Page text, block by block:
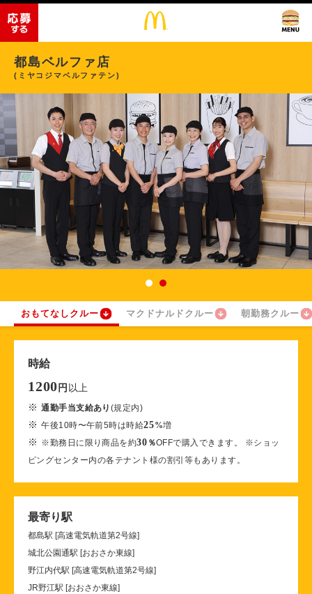
都島ベルファ店
(ミヤコジマベルファテン)
おもてなしクルー マクドナルドクルー 朝勤務クルー
時給
1200 円 以上
※通勤手当支給あり (規定内)
※午後10時〜午前5時は時給25%増
※ ※勤務日に限り商品を約30 ％OFFで購入できます。 ※ショッ
ピングセンター内の各テナント様の割引等もあります。
最寄り駅
都島駅 [高速電気軌道第2号線]
城北公園通駅 [おおさか東線]
野江内代駅 [高速電気軌道第2号線]
JR野江駅 [おおさか東線]